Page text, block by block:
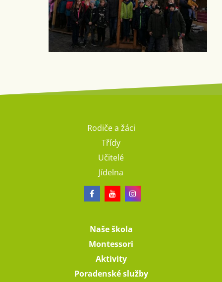
Rodiče a žáci
Třídy
Učitelé
Jídelna
Naše škola
Montessori
Aktivity
Poradenské služby